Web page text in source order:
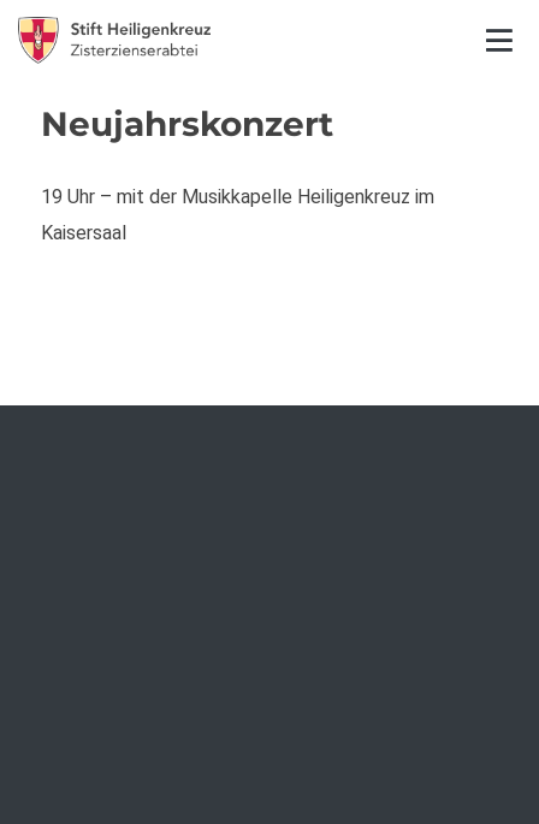
Neujahrskonzert
19 Uhr – mit der Musikkapelle Heiligenkreuz im
Kaisersaal